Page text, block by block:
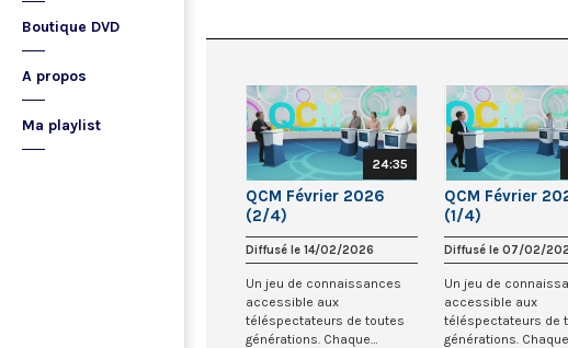
Boutique DVD
A propos
Ma playlist
24:35
QCM Février 2026
(2/4)
Diffusé le 14/02/2026
Un jeu de connaissances
accessible aux
téléspectateurs de toutes
générations. Chaque
QCM Février
(1/4)
Diffusé le 07/02/
Un jeu de
accessible aux
téléspectateurs de
générations.